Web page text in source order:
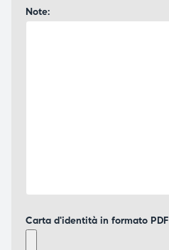
Note:
Carta d'identità in formato PDF